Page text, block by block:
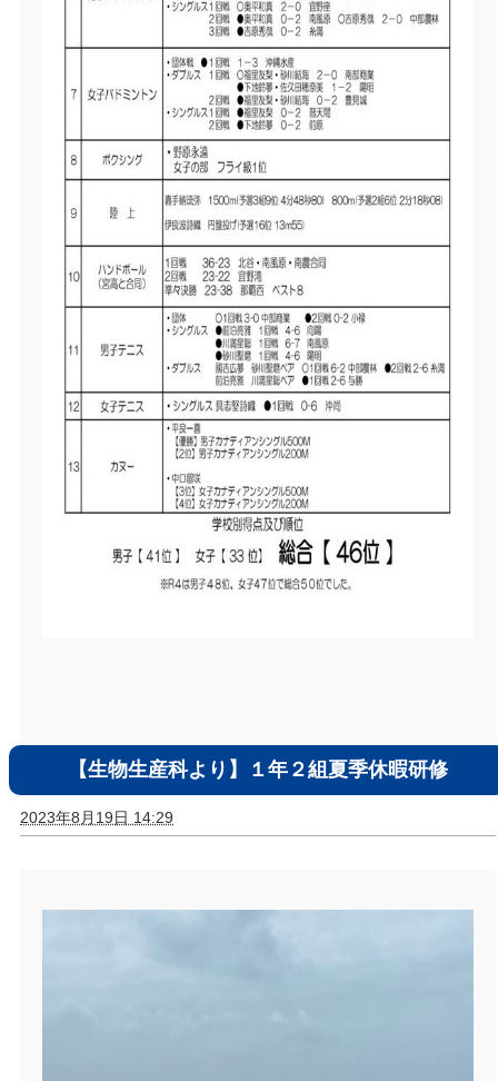
【生物生産科より】１年２組夏季休暇研修
2023年8月19日 14:29